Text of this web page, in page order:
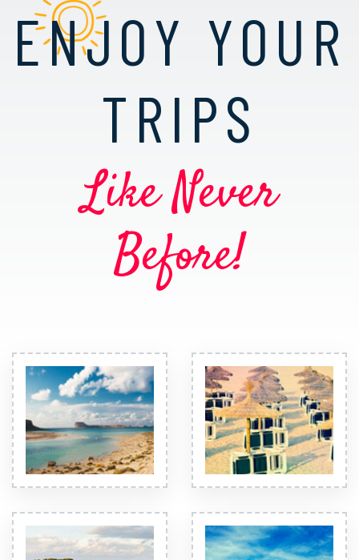
ENJOY YOUR
TRIPS
Like Never
Before!